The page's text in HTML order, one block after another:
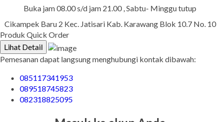
Buka jam 08.00 s/d jam 21.00 , Sabtu- Minggu tutup
Cikampek Baru 2 Kec. Jatisari Kab. Karawang Blok 10.7 No. 10
Produk Quick Order
Lihat Detail
Pemesanan dapat langsung menghubungi kontak dibawah:
085117341953
089518745823
082318825095